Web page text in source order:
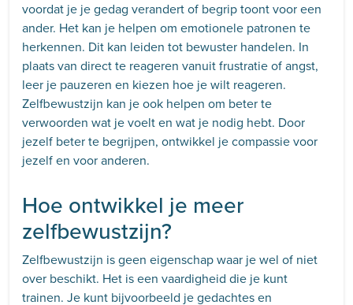
voordat je je gedag verandert of begrip toont voor een
ander. Het kan je helpen om emotionele patronen te
herkennen. Dit kan leiden tot bewuster handelen. In
plaats van direct te reageren vanuit frustratie of angst,
leer je pauzeren en kiezen hoe je wilt reageren.
Zelfbewustzijn kan je ook helpen om beter te
verwoorden wat je voelt en wat je nodig hebt. Door
jezelf beter te begrijpen, ontwikkel je compassie voor
jezelf en voor anderen.
Hoe ontwikkel je meer
zelfbewustzijn?
Zelfbewustzijn is geen eigenschap waar je wel of niet
over beschikt. Het is een vaardigheid die je kunt
trainen. Je kunt bijvoorbeeld je gedachtes en